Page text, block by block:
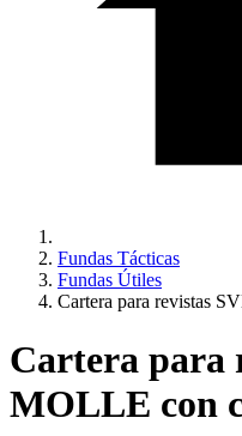
Fundas Tácticas
Fundas Útiles
Cartera para revistas
Cartera para
MOLLE con